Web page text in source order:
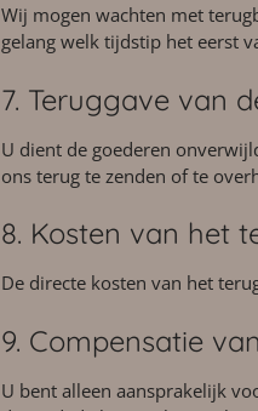
Wij mogen wachten met
gelang welk tijdstip het eerst
7. Teruggave van
U dient de goederen
ons terug te zenden of te
8. Kosten van het
De directe kosten van het
9. Compensatie
U bent alleen aansprakelijk